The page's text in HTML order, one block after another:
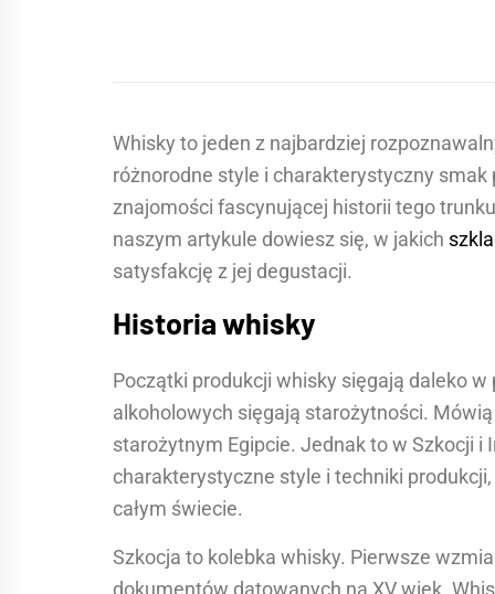
Whisky to jeden z najbardziej
różnorodne style i charakterystyczny smak
znajomości fascynującej historii tego
naszym artykule dowiesz się, w jakich
satysfakcję z jej degustacji.
Historia whisky
Początki produkcji whisky sięgają daleko
alkoholowych sięgają starożytności.
starożytnym Egipcie. Jednak to w Szkocji i
charakterystyczne style i techniki
całym świecie.
Szkocja to kolebka whisky. Pierwsze
dokumentów datowanych na XV wiek.